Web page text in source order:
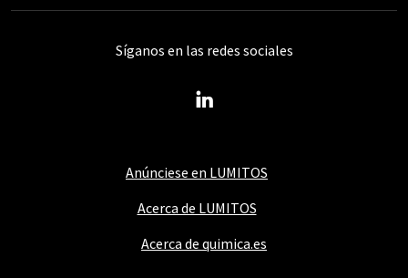
Anúnciese en LUMITOS
Acerca de LUMITOS
Acerca de quimica.es
Síganos en las redes sociales